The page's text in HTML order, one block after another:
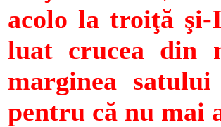
acolo la troiţă şi-
luat crucea din
marginea
pentru că nu mai